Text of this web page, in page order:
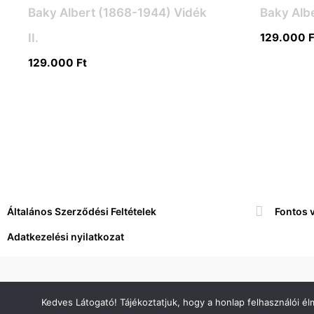
Baky Albert (1868-1944) Vidék
II.
129.000 Ft
Baky
129.000
Általános Szerződési Feltételek
Adatkezelési nyilatkozat
Fontos
Kedves Látogató! Tájékoztatjuk, hogy a honlap felhasználói